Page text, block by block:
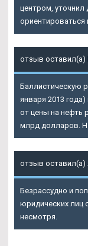
центром, уточнил
ориентироваться
отзыв оставил(а)
Баллистическую
января 2013
от цены на нефть
млрд долларов.
отзыв оставил(а)
Безрассудно и
юридических лиц
несмотря.